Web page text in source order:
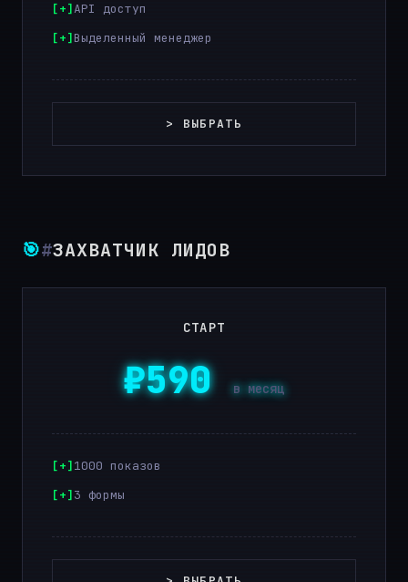
API доступ
Выделенный менеджер
> ВЫБРАТЬ
🎯#ЗАХВАТЧИК ЛИДОВ
СТАРТ
₽590в месяц
1000 показов
3 формы